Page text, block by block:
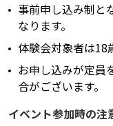
事前申し込み制と
なります。
体験会対象者は18
お申し込みが定員
合がございます。
イベント参加時の注